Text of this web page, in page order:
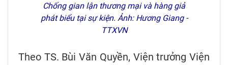
Chống gian lận thương mại và hàng giả
phát biểu tại sự kiện. Ảnh: Hương Giang -
TTXVN
Theo TS. Bùi Văn Quyền, Viện trưởng Viện